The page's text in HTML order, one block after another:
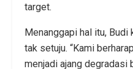
target.
Menanggapi hal itu,
tak setuju. “Kami
menjadi ajang degradasi